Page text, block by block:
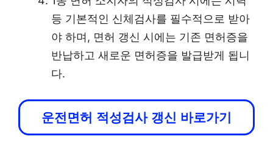
등 기본적인 신체검사를 필수적으로 받아
야 하며, 면허 갱신 시에는 기존 면허증을
반납하고 새로운 면허증을 발급받게 됩니
다.
운전면허 적성검사 갱신 바로가기